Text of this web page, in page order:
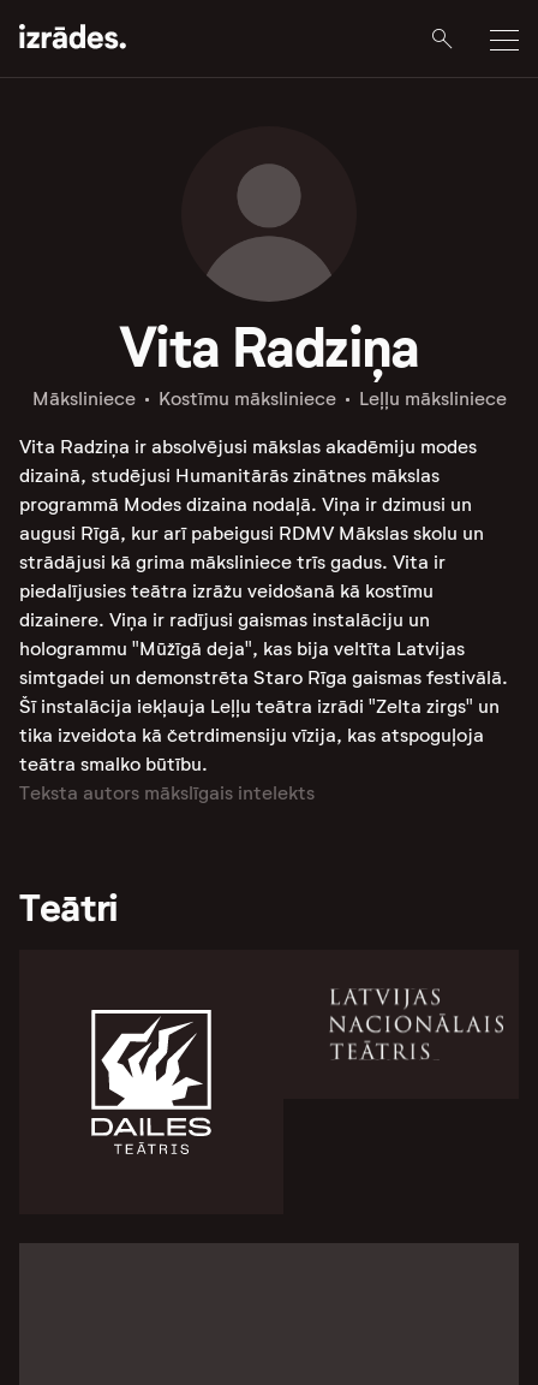
Vita Radziņa
Māksliniece Kostīmu māksliniece Leļļu māksliniece
Vita Radziņa ir absolvējusi mākslas akadēmiju modes
dizainā, studējusi Humanitārās zinātnes mākslas
programmā Modes dizaina nodaļā. Viņa ir dzimusi un
augusi Rīgā, kur arī pabeigusi RDMV Mākslas skolu un
strādājusi kā grima māksliniece trīs gadus. Vita ir
piedalījusies teātra izrāžu veidošanā kā kostīmu
dizainere. Viņa ir radījusi gaismas instalāciju un
hologrammu "Mūžīgā deja", kas bija veltīta Latvijas
simtgadei un demonstrēta Staro Rīga gaismas festivālā.
Šī instalācija iekļauja Leļļu teātra izrādi "Zelta zirgs" un
tika izveidota kā četrdimensiju vīzija, kas atspoguļoja
teātra smalko būtību​​​​​​.
Teksta autors mākslīgais intelekts
Teātri